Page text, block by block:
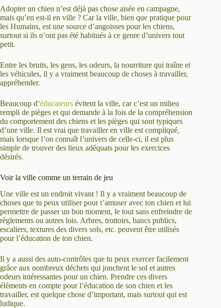
Adopter un chien n’est déjà pas chose aisée en campagne,
mais qu’en est-il en ville ? Car la ville, bien que pratique pour
les Humains, est une source d’angoisses pour les chiens,
surtout si ils n’ont pas été habitués à ce genre d’univers tout
petit.
Entre les bruits, les gens, les odeurs, la nourriture qui traîne et
les véhicules, il y a vraiment beaucoup de choses à travailler,
appréhender.
Beaucoup d’éducateurs évitent la ville, car c’est un milieu
rempli de pièges et qui demande à la fois de la compréhension
du comportement des chiens et les pièges qui sont typiques
d’une ville. Il est vrai que travailler en ville est compliqué,
mais lorsque l’on connaît l’univers de celle-ci, il est plus
simple de trouver des lieux adéquats pour les exercices
désirés.
Voir la ville comme un terrain de jeu
Une ville est un endroit vivant ! Il y a vraiment beaucoup de
choses que tu peux utiliser pour t’amuser avec ton chien et lui
permettre de passer un bon moment, le tout sans enfreindre de
règlements ou autres lois. Arbres, trottoirs, bancs publics,
escaliers, textures des divers sols, etc. peuvent être utilisés
pour l’éducation de ton chien.
Il y a aussi des auto-contrôles que tu peux exercer facilement
grâce aux nombreux déchets qui jonchent le sol et autres
odeurs intéressantes pour un chien. Prendre ces divers
éléments en compte pour l’éducation de son chien et les
travailler, est quelque chose d’important, mais surtout qui est
ludique.